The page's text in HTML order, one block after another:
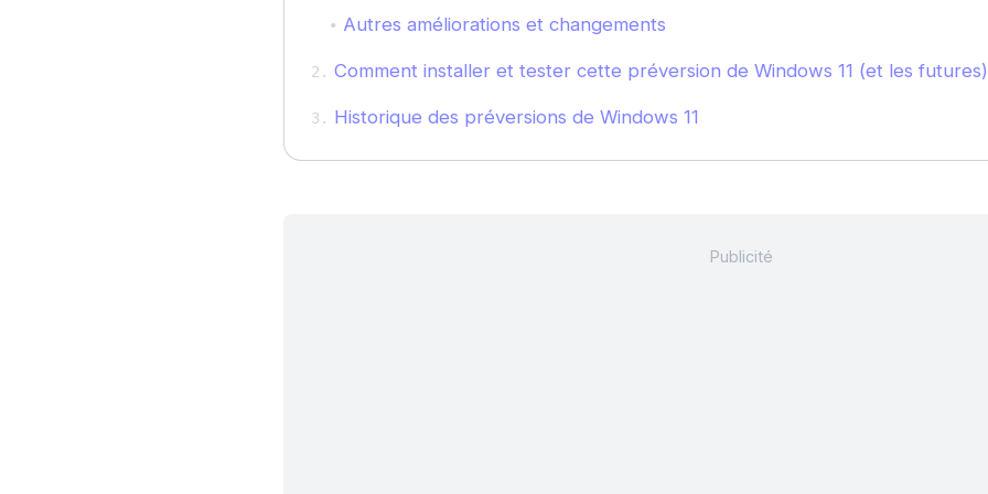
Autres améliorations et changements
Comment installer et tester cette préversion de Windows 11 (et les
Historique des préversions de Windows 11